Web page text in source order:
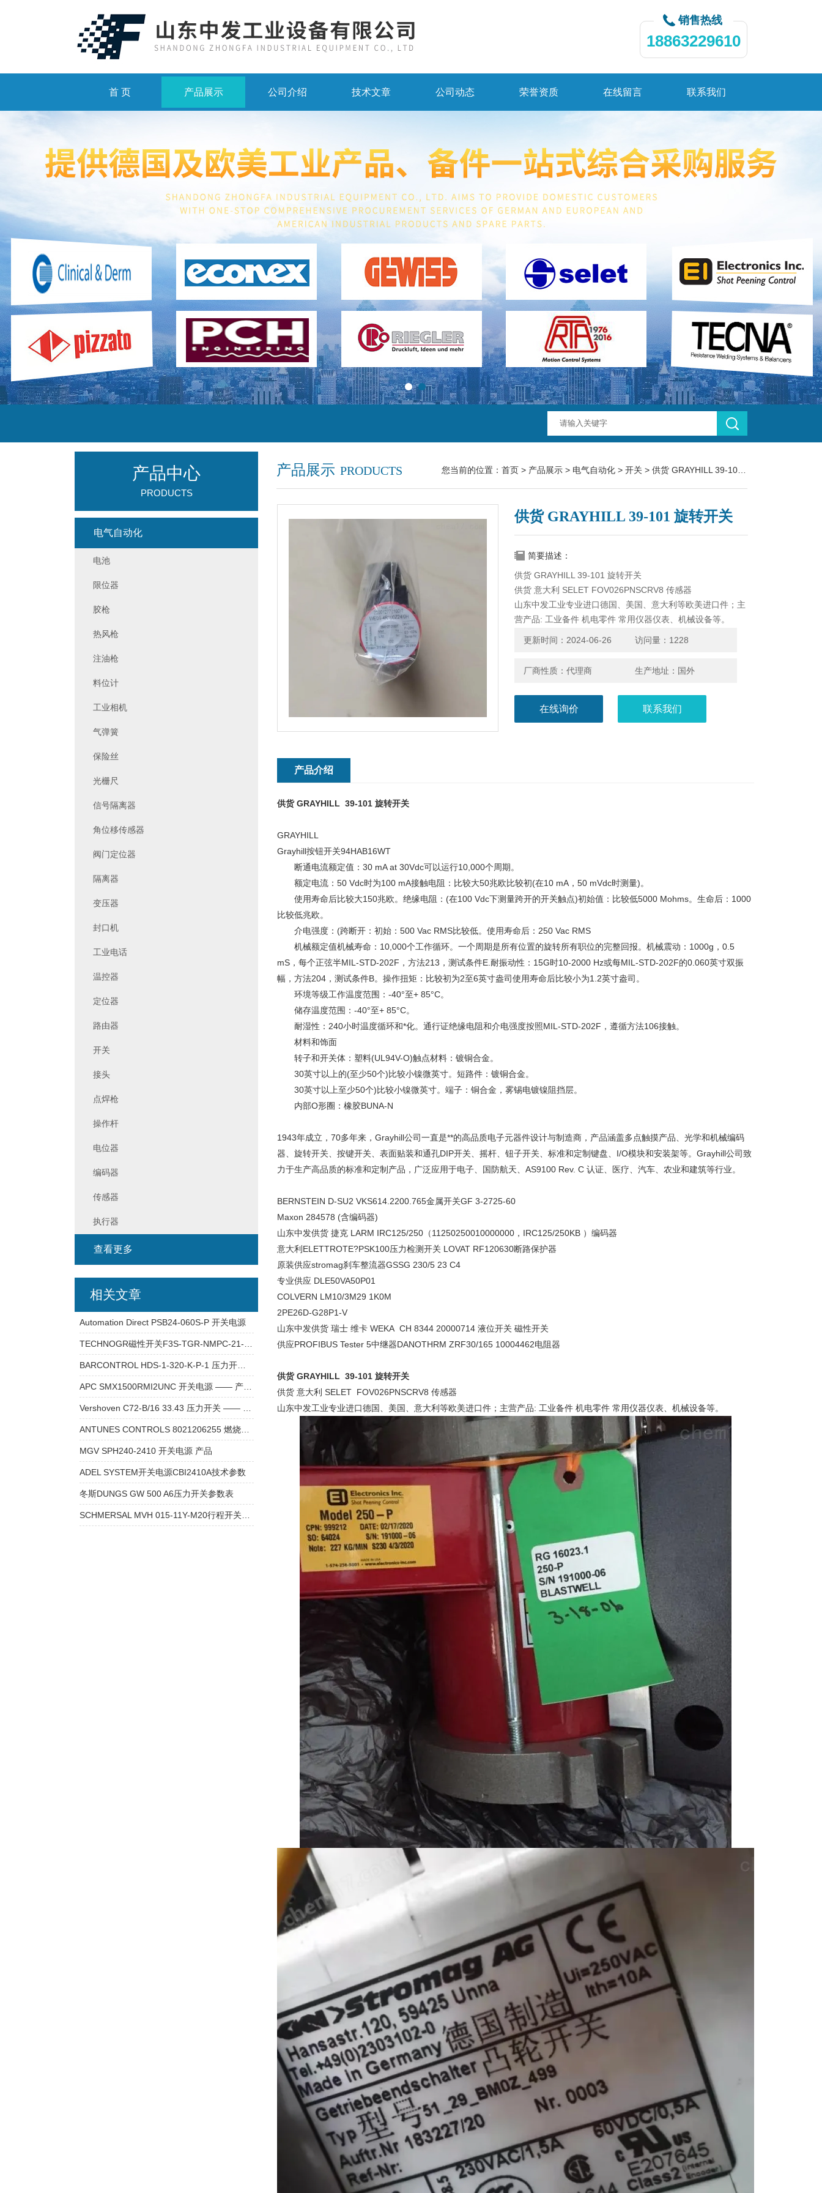
销售热线
18863229610
首 页 产品展示 公司介绍 技术文章 公司动态 荣誉资质 在线留言 联系我们
产品展示 PRODUCTS 您当前的位置： 首页 > 产品展示 > 电气自动化 > 开关 > 供货 GRAYHILL 39-101 旋转开关
供货 GRAYHILL 39-101 旋转开关
简要描述：
供货 GRAYHILL 39-101 旋转开关
供货 意大利 SELET FOV026PNSCRV8 传感器
山东中发工业专业进口德国、美国、意大利等欧美进口件；主
营产品: 工业备件 机电零件 常用仪器仪表、机械设备等。
更新时间：2024-06-26 访问量：1228
厂商性质：代理商 生产地址：国外
在线询价 联系我们
产品介绍
供货 GRAYHILL 39-101 旋转开关
GRAYHILL
Grayhill按钮开关94HAB16WT
断通电流额定值：30 mA at 30Vdc可以运行10,000个周期。
额定电流：50 Vdc时为100 mA接触电阻：比较大50兆欧比较初(在10 mA，50 mVdc时测量)。
使用寿命后比较大150兆欧。绝缘电阻：(在100 Vdc下测量跨开的开关触点)初始值：比较低5000 Mohms。生命后：1000
比较低兆欧。
介电强度：(跨断开：初始：500 Vac RMS比较低。使用寿命后：250 Vac RMS
机械额定值机械寿命：10,000个工作循环。一个周期是所有位置的旋转所有职位的完整回报。机械震动：1000g，0.5
mS，每个正弦半MIL-STD-202F，方法213，测试条件E.耐振动性：15G时10-2000 Hz或每MIL-STD-202F的0.060英寸双振
幅，方法204，测试条件B。操作扭矩：比较初为2至6英寸盎司使用寿命后比较小为1.2英寸盎司。
环境等级工作温度范围：-40°至+ 85°C。
储存温度范围：-40°至+ 85°C。
耐湿性：240小时温度循环和*化。通行证绝缘电阻和介电强度按照MIL-STD-202F，遵循方法106接触。
材料和饰面
转子和开关体：塑料(UL94V-O)触点材料：镀铜合金。
30英寸以上的(至少50个)比较小镍微英寸。短路件：镀铜合金。
30英寸以上至少50个)比较小镍微英寸。端子：铜合金，雾锡电镀镍阻挡层。
内部O形圈：橡胶BUNA-N
1943年成立，70多年来，Grayhill公司一直是**的高品质电子元器件设计与制造商，产品涵盖多点触摸产品、光学和机械编码
器、旋转开关、按键开关、表面贴装和通孔DIP开关、摇杆、钮子开关、标准和定制键盘、I/O模块和安装架等。Grayhill公司致
力于生产高品质的标准和定制产品，广泛应用于电子、国防航天、AS9100 Rev. C 认证、医疗、汽车、农业和建筑等行业。
BERNSTEIN D-SU2 VKS614.2200.765金属开关GF 3-2725-60
Maxon 284578 (含编码器)
山东中发供货 捷克 LARM IRC125/250（11250250010000000，IRC125/250KB ）编码器
意大利ELETTROTE?PSK100压力检测开关 LOVAT RF120630断路保护器
原装供应stromag刹车整流器GSSG 230/5 23 C4
专业供应 DLE50VA50P01
COLVERN LM10/3M29 1K0M
2PE26D-G28P1-V
山东中发供货 瑞士 维卡 WEKA CH 8344 20000714 液位开关 磁性开关
供应PROFIBUS Tester 5中继器DANOTHRM ZRF30/165 10004462电阻器
供货 GRAYHILL 39-101 旋转开关
供货 意大利 SELET FOV026PNSCRV8 传感器
山东中发工业专业进口德国、美国、意大利等欧美进口件；主营产品: 工业备件 机电零件 常用仪器仪表、机械设备等。
产品中心
PRODUCTS
电气自动化
电池
限位器
胶枪
热风枪
注油枪
料位计
工业相机
气弹簧
保险丝
光栅尺
信号隔离器
角位移传感器
阀门定位器
隔离器
变压器
封口机
工业电话
温控器
定位器
路由器
开关
接头
点焊枪
操作杆
电位器
编码器
传感器
执行器
查看更多
相关文章
Automation Direct PSB24-060S-P 开关电源
BARCONTROL HDS-1-320-K-P-1 压力开关 产品资料
APC SMX1500RMI2UNC 开关电源 —— 产品介绍
ANTUNES CONTROLS 8021206255 燃烧器风压开关 产品资料
MGV SPH240-2410 开关电源 产品
ADEL SYSTEM开关电源CBI2410A技术参数
冬斯DUNGS GW 500 A6压力开关参数表
SCHMERSAL MVH 015-11Y-M20行程开关技术参数